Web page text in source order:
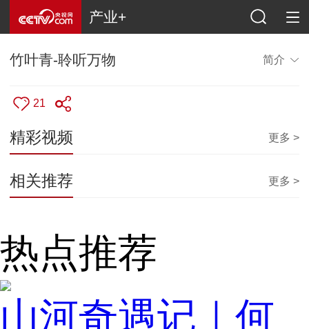
产业+
竹叶青-聆听万物 简介
21
精彩视频 更多 >
相关推荐 更多 >
热点推荐
山河奇遇记｜何